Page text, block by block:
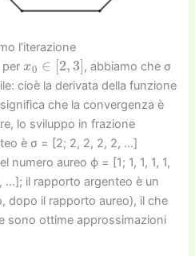
l’iterazione
per
[2 3]
, abbiamo che σ
cioè la derivata della funzione
che la convergenza è
lo sviluppo in frazione
è σ = [2; 2, 2, 2, 2, …]
numero aureo ϕ = [1; 1, 1, 1, 1,
il rapporto argenteo è un
dopo il rapporto aureo), il che
sono ottime approssimazioni